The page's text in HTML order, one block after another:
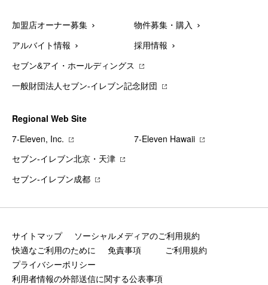
加盟店オーナー募集 物件募集・購入
アルバイト情報 採用情報
セブン&アイ・ホールディングス
一般財団法人セブン-イレブン記念財団
Regional Web Site
7‐Eleven, Inc.
7‐Eleven Hawaii
セブン‐イレブン北京・天津
セブン‐イレブン成都
サイトマップ
ソーシャルメディアのご利用規約
快適なご利用のために
免責事項
ご利用規約
プライバシーポリシー
利用者情報の外部送信に関する公表事項